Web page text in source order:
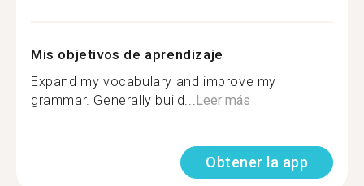
Mis objetivos de aprendizaje
Expand my vocabulary and improve my
grammar. Generally build...Leer más
Obtener la app